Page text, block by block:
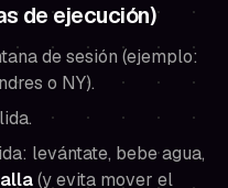
de ejecución)
de sesión (ejemplo:
o NY).
levántate, bebe agua,
(y evita mover el